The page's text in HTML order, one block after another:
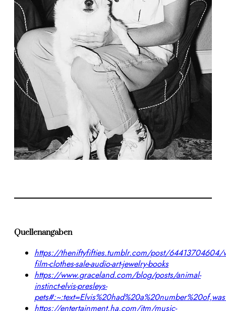
Quellenangaben
https://theniftyfifties.tumblr.com/post/64413704604/
film-clothes-sale-audio-art-jewelry-books
https://www.graceland.com/blog/posts/animal-
instinct-elvis-presleys-
https://entertainment.ha.com/itm/music-